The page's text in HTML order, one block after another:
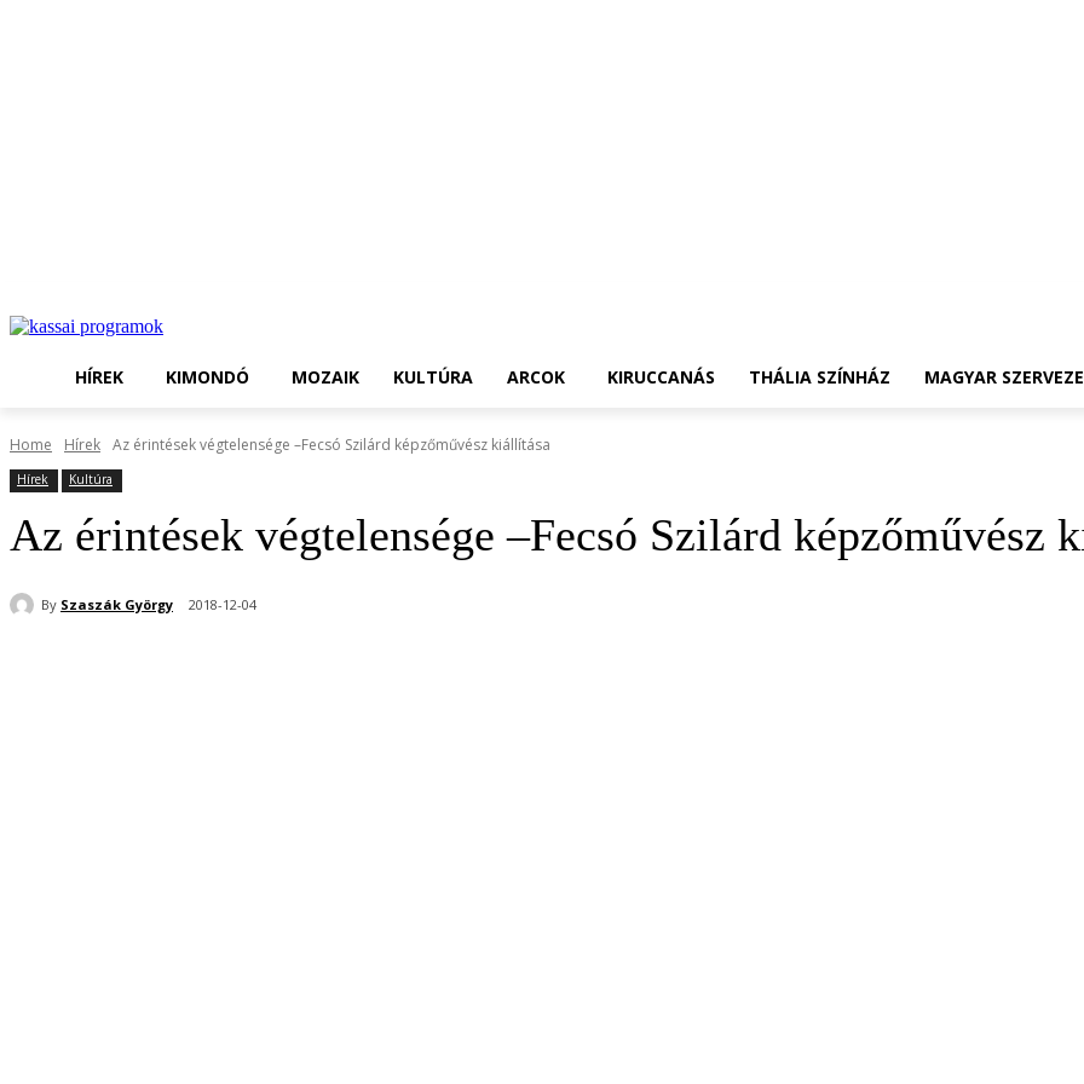
HÍREK KIMONDÓ MOZAIK KULTÚRA ARCOK KIRUCCANÁS THÁLIA SZÍNHÁZ MAGYAR
Home Hírek Az érintések végtelensége –Fecsó Szilárd képzőművész kiállítása
Hírek Kultúra
Az érintések végtelensége –Fecsó Szilárd képzőművész
By Szaszák György 2018-12-04